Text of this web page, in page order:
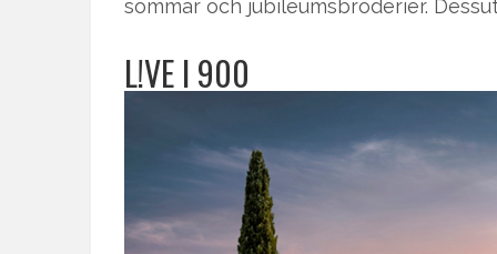
sömmar och jubileumsbroderier.
L!VE I 900